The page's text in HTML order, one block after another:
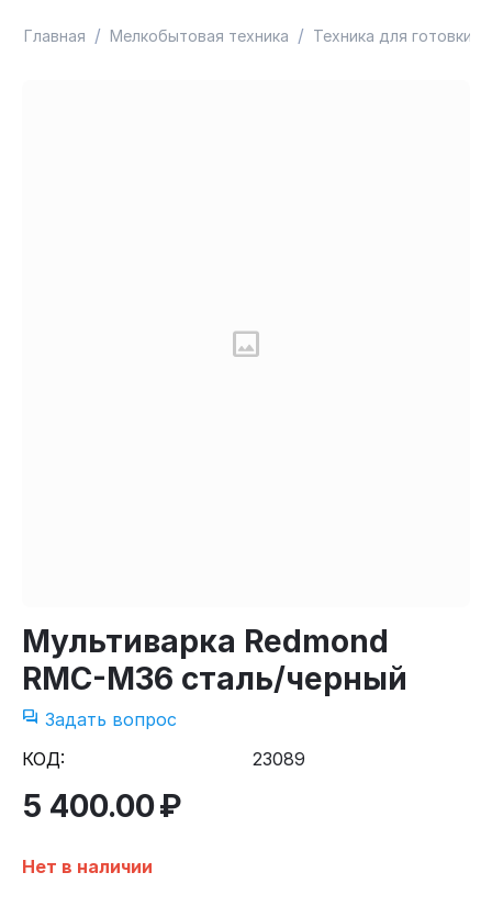
Главная / Мелкобытовая техника / Техника для готовки
Мультиварка Redmond
RMC-M36 сталь/черный
Задать вопрос
КОД:
23089
5 400.00₽
Нет в наличии